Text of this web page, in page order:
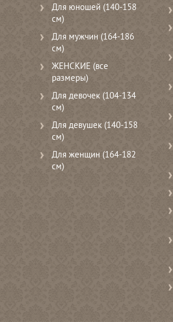
Для юношей (140-158
см)
Для мужчин (164-186
см)
ЖЕНСКИЕ (все
размеры)
Для девочек (104-134
см)
Для девушек (140-158
см)
Для женщин (164-182
см)